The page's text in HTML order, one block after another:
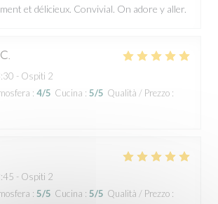
et délicieux. Convivial. On adore y aller.
C
- Ospiti 2
: 4/5 Cucina : 5/5 Qualità / Prezzo :
- Ospiti 2
: 5/5 Cucina : 5/5 Qualità / Prezzo :